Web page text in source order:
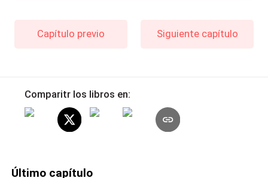
Capítulo previo Siguiente capítulo
Comparitr los libros en:
Último capítulo